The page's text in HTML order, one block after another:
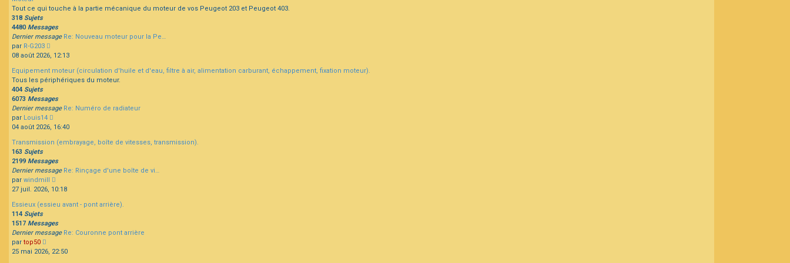
Tout ce qui touche à la partie mécanique du moteur de vos Peugeot 203 et Peugeot 403.
318 Sujets
4480Messages
Dernier message Re: Nouveau moteur pour la Pe…
par R-G203
le
message
08 août 2026, 12:13
Equipement moteur (circulation d'huile et d'eau, filtre à air, alimentation carburant, échappement, fixation moteur).
Tous les périphériques du moteur.
404 Sujets
6073 Messages
Dernier message Re: Numéro de radiateur
par Louis14
le
message
04 août 2026, 16:40
Transmission (embrayage, boîte de vitesses, transmission).
163 Sujets
2199 Messages
Dernier message Re: Rinçage d'une boîte de vi…
par windmill
le
message
27 juil. 2026, 10:18
Essieux (essieu avant - pont arrière).
114 Sujets
1517 Messages
Dernier message Re: Couronne pont arrière
par top50
le
25 mai 2026, 22:50